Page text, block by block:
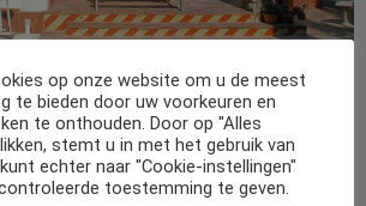
zee en het zandstrand van Montroig
met een prettig overdekt
zwembad. Alle vertrekken
vakantieverblijf bevinden zich op de
op onze website om u de meest
te bieden door uw voorkeuren en
te onthouden. Door op "Alles
stemt u in met het gebruik van
echter naar "Cookie-instellingen"
toestemming te geven.